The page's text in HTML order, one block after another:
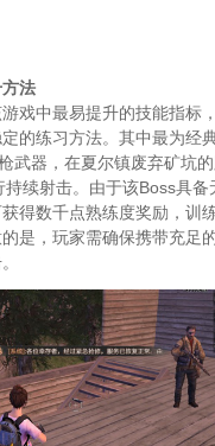
法
戏中最易提升的技能指标
的练习方法。其中最为经
武器，在夏尔镇废弃矿坑
续射击。由于该Boss具备
得数千点熟练度奖励，训
是，玩家需确保携带充足